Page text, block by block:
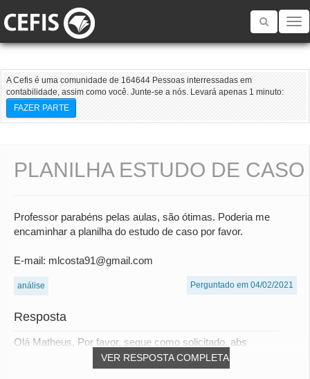
Toggle
A Cefis é uma comunidade de 164644 Pessoas interressadas em
contabilidade, assim como você. Junte-se a nós. Levará apenas 1 minuto:
FAZER PARTE
PLANILHA ESTUDO DE CASO
Professor parabéns pelas aulas, são ótimas. Poderia me
encaminhar a planilha do estudo de caso por favor.
E-mail: mlcosta91@gmail.com
análise Perguntado em 04/02/2021
Resposta
VER RESPOSTA COMPLETA
Olá Matheus, Por favor, segue como solicitado. abs